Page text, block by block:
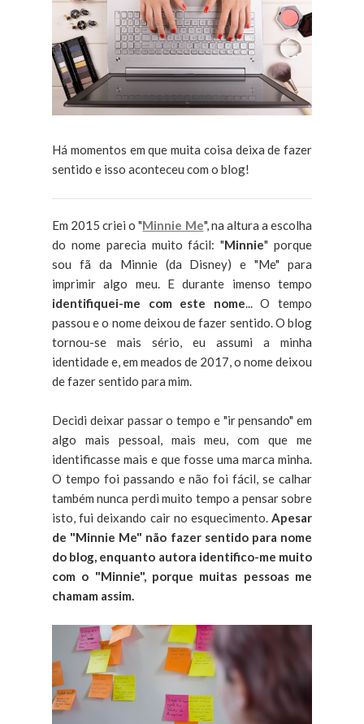
Há momentos em que muita coisa deixa de fazer
sentido e isso aconteceu com o blog!
Em 2015 criei o "Minnie Me", na altura a escolha
do nome parecia muito fácil: "Minnie" porque
sou fã da Minnie (da Disney) e "Me" para
imprimir algo meu. E durante imenso tempo
identifiquei-me com este nome... O tempo
passou e o nome deixou de fazer sentido. O blog
tornou-se mais sério, eu assumi a minha
identidade e, em meados de 2017, o nome deixou
de fazer sentido para mim.
Decidi deixar passar o tempo e "ir pensando" em
algo mais pessoal, mais meu, com que me
identificasse mais e que fosse uma marca minha.
O tempo foi passando e não foi fácil, se calhar
também nunca perdi muito tempo a pensar sobre
isto, fui deixando cair no esquecimento. Apesar
de "Minnie Me" não fazer sentido para nome
do blog, enquanto autora identifico-me muito
com o "Minnie", porque muitas pessoas me
chamam assim.